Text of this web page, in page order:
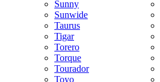
Sunny
Sunwide
Taurus
Tigar
Torero
Torque
Tourador
Toyo